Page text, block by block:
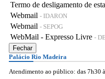
Termo de desligamento de
Webmail - IDARON
Webmail - SEPOG
WebMail - Expresso Livre -
Fechar
Palácio Rio Madeira
Atendimento ao público: das 7h30